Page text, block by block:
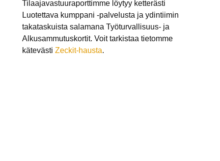
Tilaajavastuuraporttimme löytyy ketterästi
Luotettava kumppani -palvelusta ja ydintiimin
takataskuista salamana Työturvallisuus- ja
Alkusammutuskortit. Voit tarkistaa tietomme
kätevästi Zeckit-hausta.